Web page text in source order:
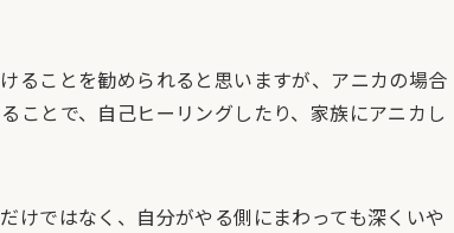
ることを勧められると思いますが、アニカの場合
ことで、自己ヒーリングしたり、家族にアニカし
けではなく、自分がやる側にまわっても深くいや